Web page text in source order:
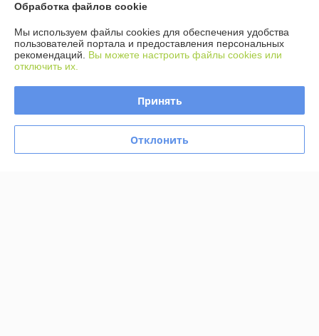
График работы
Полная версия сайта
Политика обработки cookies
Сайт создан на платформе Deal.by
Обработка файлов cookie
Мы используем файлы cookies для обеспечения удобства
пользователей портала и предоставления персональных
рекомендаций. Вы можете настроить файлы cookies или
отключить их.
Принять
Отклонить